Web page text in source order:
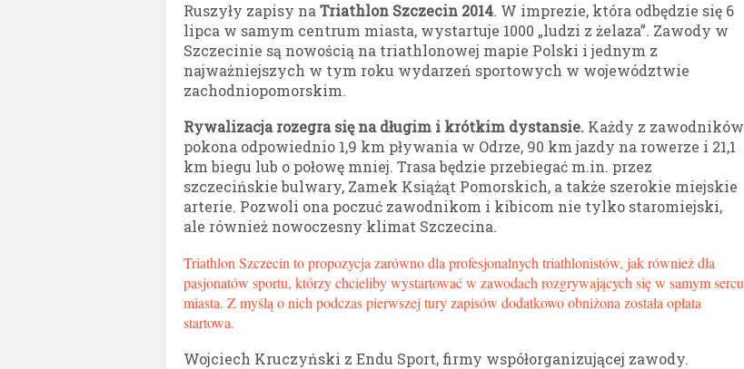
Ruszyły zapisy na Triathlon Szczecin 2014. W imprezie, która odbędzie się 6
lipca w samym centrum miasta, wystartuje 1000 „ludzi z żelaza”. Zawody w
Szczecinie są nowością na triathlonowej mapie Polski i jednym z
najważniejszych w tym roku wydarzeń sportowych w województwie
zachodniopomorskim.
Rywalizacja rozegra się na długim i krótkim dystansie. Każdy z zawodników
pokona odpowiednio 1,9 km pływania w Odrze, 90 km jazdy na rowerze i 21,1
km biegu lub o połowę mniej. Trasa będzie przebiegać m.in. przez
szczecińskie bulwary, Zamek Książąt Pomorskich, a także szerokie miejskie
arterie. Pozwoli ona poczuć zawodnikom i kibicom nie tylko staromiejski,
ale również nowoczesny klimat Szczecina.
Triathlon Szczecin to propozycja zarówno dla profesjonalnych triathlonistów, jak również dla
pasjonatów sportu, którzy chcieliby wystartować w zawodach rozgrywających się w samym sercu
miasta. Z myślą o nich podczas pierwszej tury zapisów dodatkowo obniżona została opłata
startowa.
Wojciech Kruczyński z Endu Sport, firmy współorganizującej zawody.